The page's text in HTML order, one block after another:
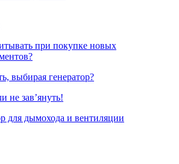
при покупке новых
выбирая генератор?
не зав’януть!
для дымохода и вентиляции